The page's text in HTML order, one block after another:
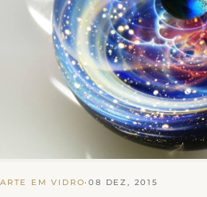
ARTE EM VIDRO·08 DEZ, 2015